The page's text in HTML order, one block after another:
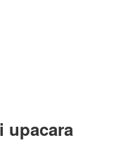
upacara